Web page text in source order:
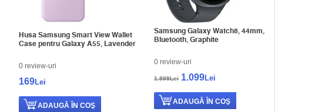
Husa Samsung Smart View Wallet
Case pentru Galaxy A55, Lavender
0 review-uri
169Lei
Samsung Galaxy Watch8, 44mm,
Bluetooth, Graphite
0 review-uri
1.899Lei 1.099Lei